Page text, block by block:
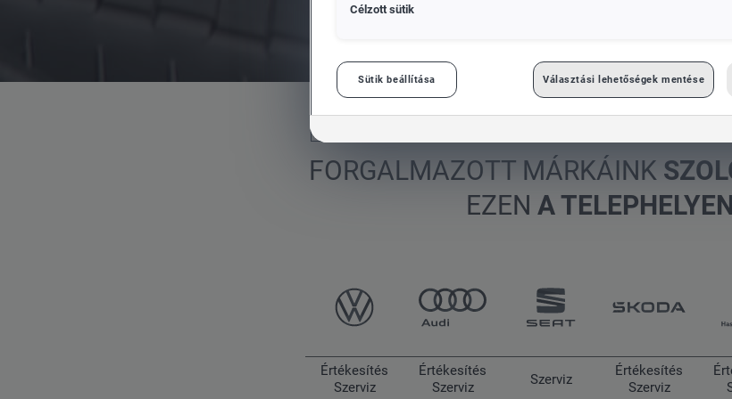
Das WeltAuto
FORGALMAZOTT MÁRKÁINK
EZEN A TELEPHELYEN
Értékesítés
Szerviz
Értékesítés
Szerviz
Szerviz
Értékesítés
Szerviz
Célzott sütik
Sütik beállítása Választási lehetőségek mentése